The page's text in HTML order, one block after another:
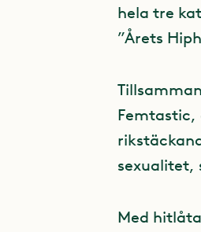
hela tre
”Årets
sexualitet,
Med